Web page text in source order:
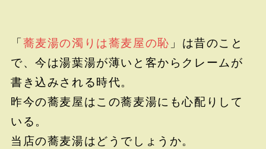
「 蕎麦湯の濁りは蕎麦屋の恥 」は昔のこと
で、今は湯葉湯が薄いと客からクレームが
書き込みされる時代。
昨今の蕎麦屋はこの蕎麦湯にも心配りして
いる。
当店の蕎麦湯はどうでしょうか。